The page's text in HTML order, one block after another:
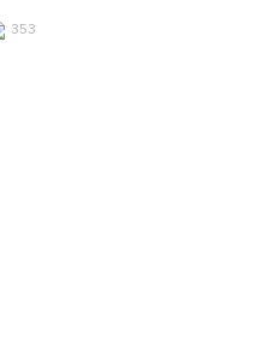
353